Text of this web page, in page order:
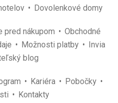
Dovolenkové domy
pred nákupom
Obchodné
Možnosti platby
Invia
blog
Kariéra
Pobočky
Kontakty